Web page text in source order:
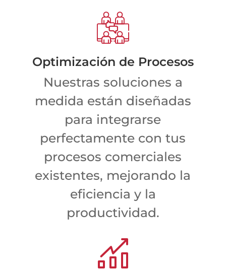
Optimización de Procesos
Nuestras soluciones a
medida están diseñadas
para integrarse
perfectamente con tus
procesos comerciales
existentes, mejorando la
eficiencia y la
productividad.